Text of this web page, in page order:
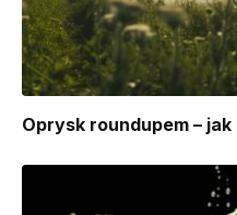
Oprysk roundupem –